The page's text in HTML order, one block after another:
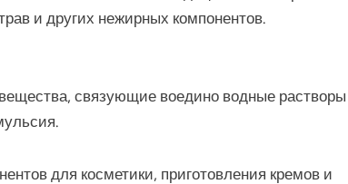
и других нежирных компонентов.
связующие воедино водные растворы
для косметики, приготовления кремов и